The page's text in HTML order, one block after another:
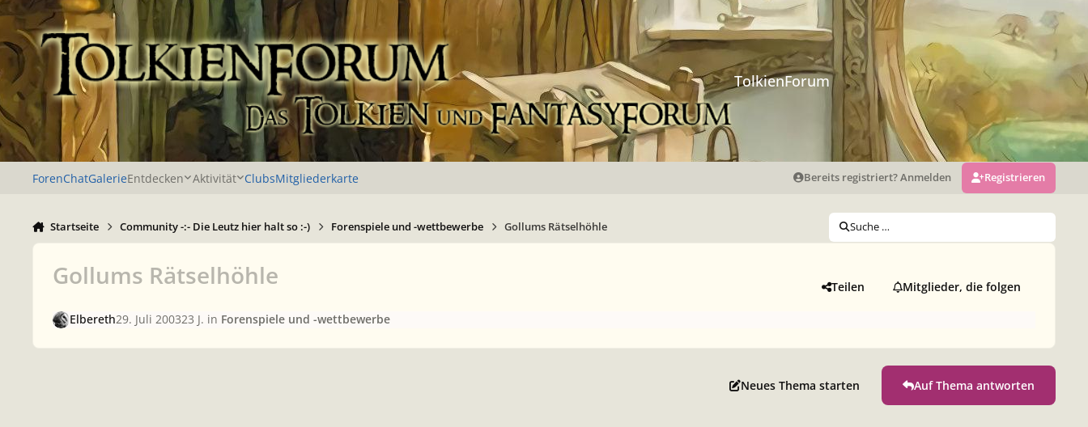
Zu Inhalt springen
TolkienForum
ForenChatGalerieEntdecken Aktivität ClubsMitgliederkarte Bereits registriert? Anmelden Registrieren
Startseite Community -:- Die Leutz hier halt so :-) Forenspiele und -wettbewerbe Gollums Rätselhöhle Suche …
Gollums Rätselhöhle Teilen Mitglieder, die folgen
Elbereth29. Juli 200323 J. in Forenspiele und -wettbewerbe
Neues Thema starten Auf Thema antworten